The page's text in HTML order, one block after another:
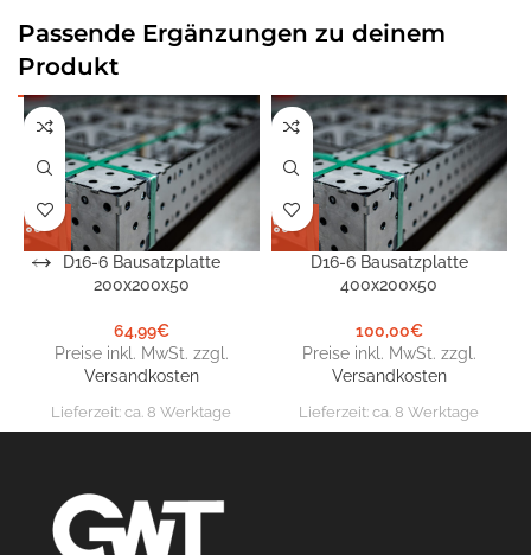
Passende Ergänzungen zu deinem
Produkt
D16-6 Bausatzplatte
200x200x50
64,99€
Preise inkl. MwSt. zzgl.
Versandkosten
Lieferzeit:ca. 8 Werktage
D16-6 Bausatzplatte
400x200x50
100,00€
Preise inkl. MwSt. zzgl.
Versandkosten
Lieferzeit:ca. 8 Werktage